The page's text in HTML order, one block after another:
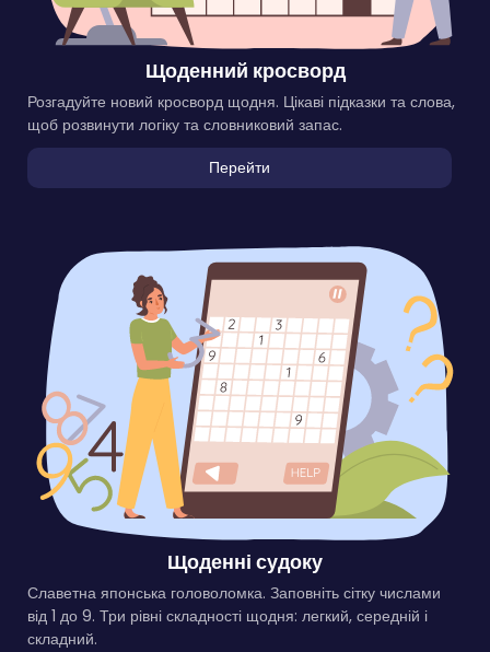
Щоденний кросворд
Розгадуйте новий кросворд щодня. Цікаві підказки та слова,
щоб розвинути логіку та словниковий запас.
Перейти
Щоденні судоку
Славетна японська головоломка. Заповніть сітку числами
від 1 до 9. Три рівні складності щодня: легкий, середній і
складний.